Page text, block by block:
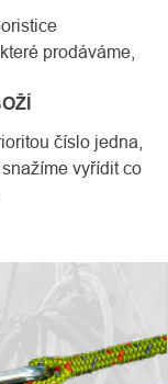
prodáváme,
číslo jedna,
vyřídit co